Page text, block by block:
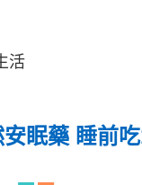
活
眠藥 睡前